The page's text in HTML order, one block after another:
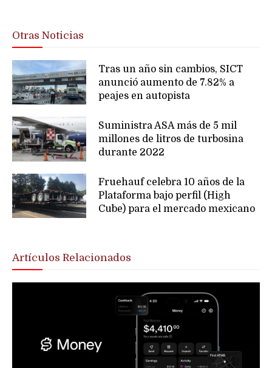
Otras Noticias
Tras un año sin cambios, SICT
anunció aumento de 7.82% a
peajes en autopista
Suministra ASA más de 5 mil
millones de litros de turbosina
durante 2022
Fruehauf celebra 10 años de la
Plataforma bajo perfil (High
Cube) para el mercado mexicano
Artículos Relacionados